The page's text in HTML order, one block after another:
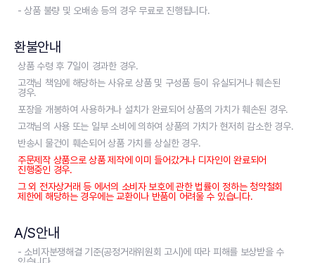
- 상품 불량 및 오배송 등의 경우 무료로 진행됩니다.
환불안내
상품 수령 후 7일이 경과한 경우.
고객님 책임에 해당하는 사유로 상품 및 구성품 등이 유실되거나 훼손된
경우.
포장을 개봉하여 사용하거나 설치가 완료되어 상품의 가치가 훼손된 경우.
고객님의 사용 또는 일부 소비에 의하여 상품의 가치가 현저히 감소한 경우.
반송시 물건이 훼손되어 상품 가치를 상실한 경우.
주문제작 상품으로 상품 제작에 이미 들어갔거나 디자인이 완료되어
진행중인 경우.
그 외 전자상거래 등 에서의 소비자 보호에 관한 법률이 정하는 청약철회
제한에 해당하는 경우에는 교환이나 반품이 어려울 수 있습니다.
A/S안내
- 소비자분쟁해결 기준(공정거래위원회 고시)에 따라 피해를 보상받을 수